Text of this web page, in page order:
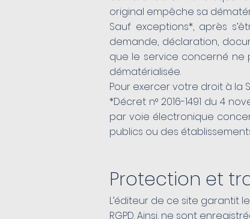
original empêche sa
Sauf exceptions*, après
demande, déclaration,
que le service concerné ne
dématérialisée.
Pour exercer votre droit à la
*Décret n° 2016-1491 du 4
par voie électronique
publics ou des
Protection et
L’éditeur de ce site garantit
RGPD. Ainsi, ne sont